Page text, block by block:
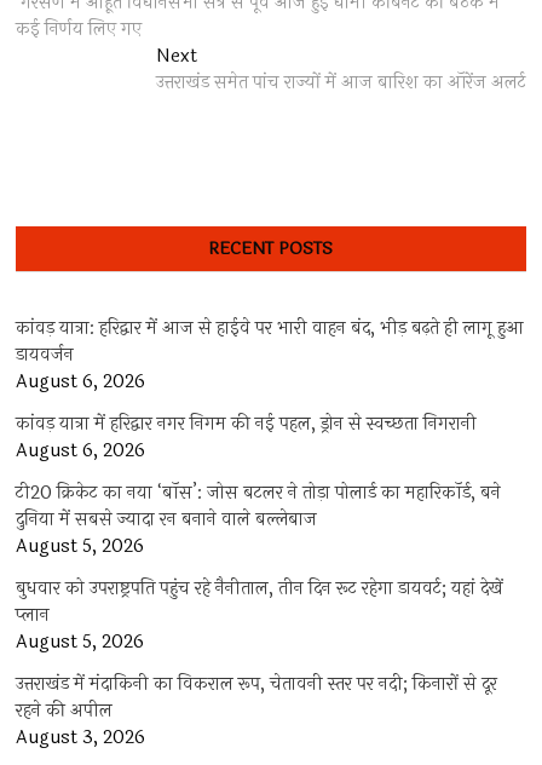
navigation
कई निर्णय लिए गए
NextNext
post:
उत्तराखंड समेत पांच राज्यों में आज बारिश का ऑरेंज अलर्ट
RECENT POSTS
कांवड़ यात्रा: हरिद्वार में आज से हाईवे पर भारी वाहन बंद, भीड़ बढ़ते ही लागू हुआ
डायवर्जन
August 6, 2026
कांवड़ यात्रा में हरिद्वार नगर निगम की नई पहल, ड्रोन से स्वच्छता निगरानी
August 6, 2026
टी20 क्रिकेट का नया ‘बॉस’: जोस बटलर ने तोड़ा पोलार्ड का महारिकॉर्ड, बने
दुनिया में सबसे ज्यादा रन बनाने वाले बल्लेबाज
August 5, 2026
बुधवार को उपराष्ट्रपति पहुंच रहे नैनीताल, तीन दिन रूट रहेगा डायवर्ट; यहां देखें
प्‍लान
August 5, 2026
उत्तराखंड में मंदाकिनी का विकराल रूप, चेतावनी स्तर पर नदी; किनारों से दूर
रहने की अपील
August 3, 2026